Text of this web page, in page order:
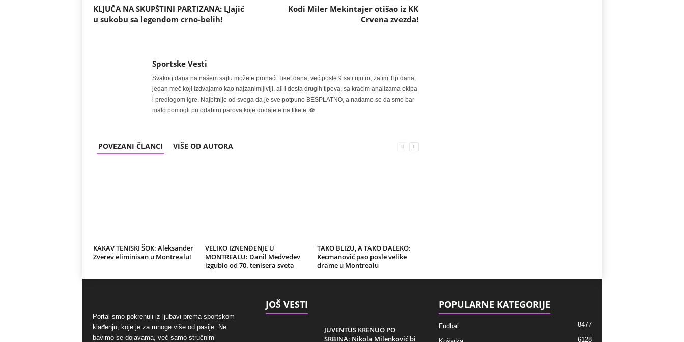
KLJUČA NA SKUPŠTINI PARTIZANA: LJajić
u sukobu sa legendom crno-belih!
Kodi Miler Mekintajer otišao iz KK
Crvena zvezda!
Sportske Vesti
Svakog dana na našem sajtu možete pronaći Tiket dana, već posle 9 sati ujutro, zatim Tip dana,
jedan meč koji izdvajamo kao najzanimljiviji, ali i dosta drugih tipova, sa kraćim analizama ekipa
i predlogom igre. Najbitnije od svega da je sve potpuno BESPLATNO, a nadamo se da smo bar
malo pomogli pri odabiru parova koje dodajete na tikete. ⚽
POVEZANI ČLANCI VIŠE OD AUTORA
KAKAV TENISKI ŠOK: Aleksander
Zverev eliminisan u Montrealu!
VELIKO IZNENĐENJE U
MONTREALU: Danil Medvedev
izgubio od 70. tenisera sveta
TAKO BLIZU, A TAKO DALEKO:
Kecmanović pao posle velike
drame u Montrealu
Portal smo pokrenuli iz ljubavi prema sportskom
klađenju, koje je za mnoge više od pasije. Ne
bavimo se dojavama, već samo stručnim
JOŠ VESTI
JUVENTUS KRENUO PO
SRBINA: Nikola Milenković bi
POPULARNE KATEGORIJE
Fudbal 8477
6128